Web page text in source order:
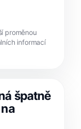
proměnou
informací
špatně